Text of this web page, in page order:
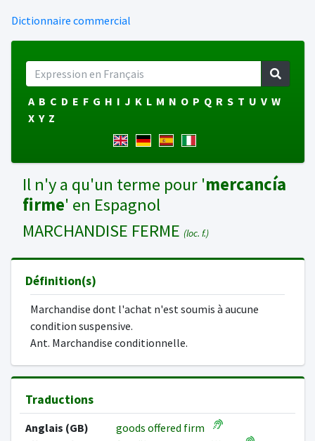
Dictionnaire commercial
A B C D E F G H I J K L M N O P Q R S T U V W
X Y Z
Il n'y a qu'un terme pour 'mercancía
firme' en Espagnol
MARCHANDISE FERME (loc. f.)
Définition(s)
Marchandise dont l'achat n'est soumis à aucune
condition suspensive.
Ant. Marchandise conditionnelle.
Traductions
Anglais (GB)
goods offered firm